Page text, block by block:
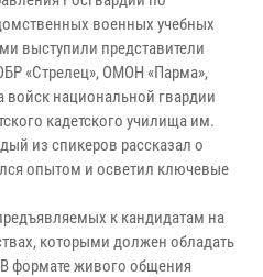
военных учебных
выступили представители
«Стрелец», ОМОН «Парма»,
войск национальной гвардии
кадетского училища им.
из спикеров рассказал о
опытом и осветил ключевые
к кандидатам на
которыми должен обладать
формате живого общения